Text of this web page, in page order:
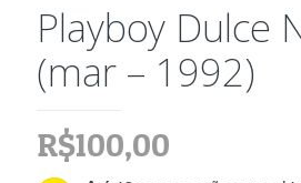
Playboy Dulce
(mar – 1992)
R$100,00